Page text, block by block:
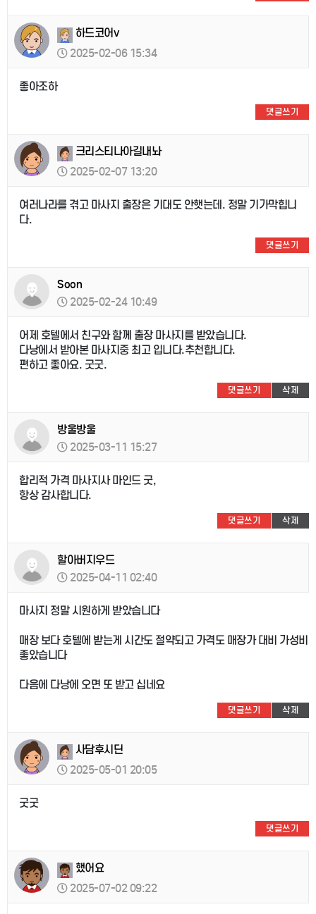
하드코어v
2025-02-06 15:34
좋아조하
댓글쓰기
크리스티나아길내놔
2025-02-07 13:20
여러나라를 겪고 마사지 출장은 기대도 안햇는데. 정말 기가막힙니
다.
댓글쓰기
Soon
2025-02-24 10:49
어제 호텔에서 친구와 함께 출장 마사지를 받았습니다.
다낭에서 받아본 마사지중 최고 입니다.추천합니다.
편하고 좋아요. 굿굿.
댓글쓰기 삭제
방울방울
2025-03-11 15:27
합리적 가격 마사지사 마인드 굿,
항상 감사합니다.
댓글쓰기 삭제
할아버지우드
2025-04-11 02:40
마사지 정말 시원하게 받았습니다
매장 보다 호텔에 받는게 시간도 절약되고 가격도 매장가 대비 가성비
좋았습니다
다음에 다낭에 오면 또 받고 십네요
댓글쓰기 삭제
사담후시딘
2025-05-01 20:05
굿굿
댓글쓰기
했어요
2025-07-02 09:22